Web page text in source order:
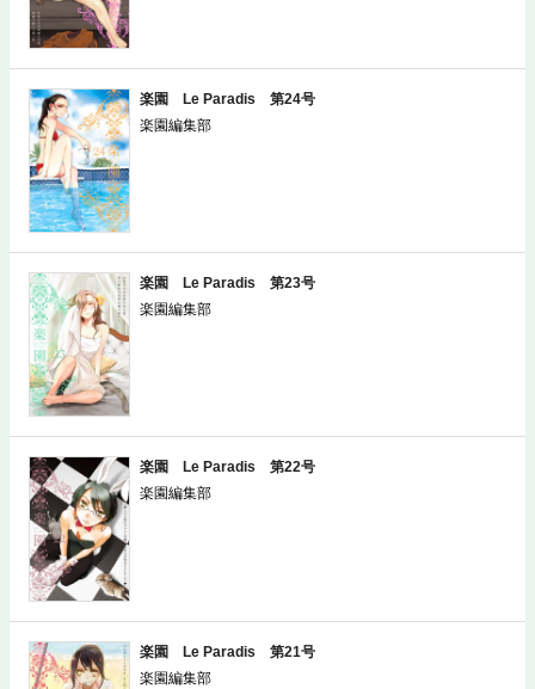
楽園 Le Paradis 第24号
楽園編集部
楽園 Le Paradis 第23号
楽園編集部
楽園 Le Paradis 第22号
楽園編集部
楽園 Le Paradis 第21号
楽園編集部